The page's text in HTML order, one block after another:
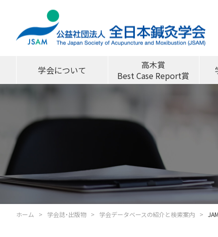
学会について
高木賞
Best Case Report賞
ホーム 学会誌・出版物 学会データベースの紹介と検索案内